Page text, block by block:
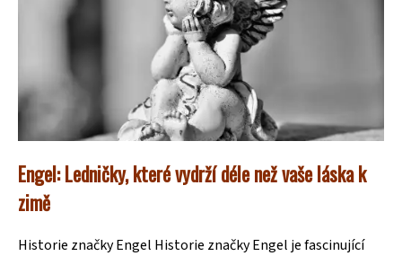
Engel: Ledničky, které vydrží déle než vaše láska k
zimě
Historie značky Engel Historie značky Engel je fascinující